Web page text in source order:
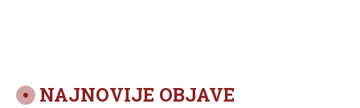
NAJNOVIJE OBJAVE